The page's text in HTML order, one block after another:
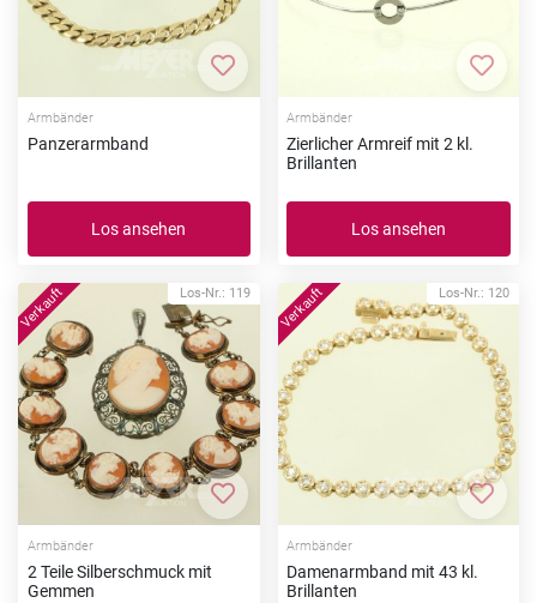
Zur Merkliste hinzufügen
Armbänder
Panzerarmband
Los ansehen
Zur
Armbänder
Zierlicher Armreif mit 2 kl.
Brillanten
Los ansehen
Los-Nr.: 119
Zur Merkliste hinzufügen
Armbänder
2 Teile Silberschmuck mit
Gemmen
Los-Nr.: 120
Zur
Armbänder
Damenarmband mit 43 kl.
Brillanten